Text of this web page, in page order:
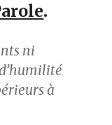
.
ni
à